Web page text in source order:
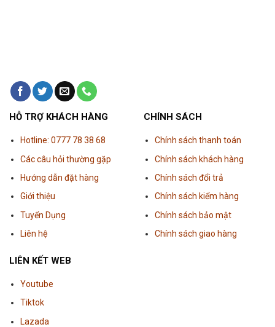
HỖ TRỢ KHÁCH HÀNG
Hotline: 0777 78 38 68
Các câu hỏi thường gặp
Hướng dẫn đặt hàng
Giới thiệu
Tuyển Dụng
Liên hệ
CHÍNH SÁCH
Chính sách thanh toán
Chính sách khách hàng
Chính sách đổi trả
Chính sách kiểm hàng
Chính sách bảo mật
Chính sách giao hàng
LIÊN KẾT WEB
Youtube
Tiktok
Lazada